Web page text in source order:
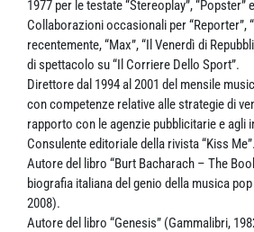
1977 per le testate “Stereoplay”, “Popster”
Collaborazioni occasionali per “Reporter”,
recentemente, “Max”, “Il Venerdì di
di spettacolo su “Il Corriere Dello Sport”.
Direttore dal 1994 al 2001 del mensile
con competenze relative alle strategie di
rapporto con le agenzie pubblicitarie e agli
Consulente editoriale della rivista “Kiss Me”.
Autore del libro “Burt Bacharach – The
biografia italiana del genio della musica
2008).
Autore del libro “Genesis” (Gammalibri,